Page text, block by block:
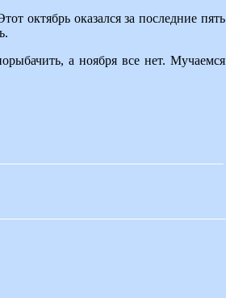
октябрь оказался за последние пять
а ноября все нет. Мучаемся